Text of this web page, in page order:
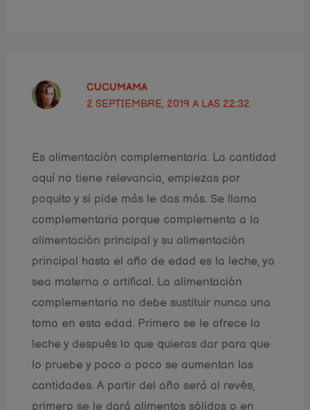
CUCUMAMA
2 SEPTIEMBRE, 2019 A LAS 22:32
Es alimentación complementaria. La cantidad
aquí no tiene relevancia, empiezas por
poquito y si pide más le das más. Se llama
complementaria porque complementa a la
alimentación principal y su alimentación
principal hasta el año de edad es la leche, ya
sea materna o artifical. La alimentación
complementaria no debe sustituir nunca una
toma en esta edad. Primero se le ofrece la
leche y después lo que quieras dar para que
lo pruebe y poco a poco se aumentan las
cantidades. A partir del año será al revés,
primero se le dará alimentos sólidos o en